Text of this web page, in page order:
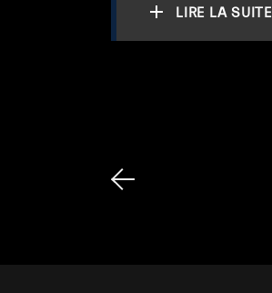
LIRE LA SUITE
PAGINATION
DES